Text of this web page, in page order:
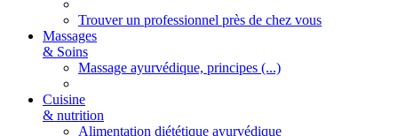
Trouver un professionnel près de chez vous
Massages
& Soins
Massage ayurvédique, principes (...)
Cuisine
& nutrition
Alimentation diététique ayurvédique